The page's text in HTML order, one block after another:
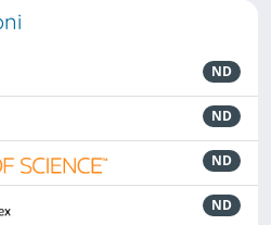
ND
ND
ND
ND